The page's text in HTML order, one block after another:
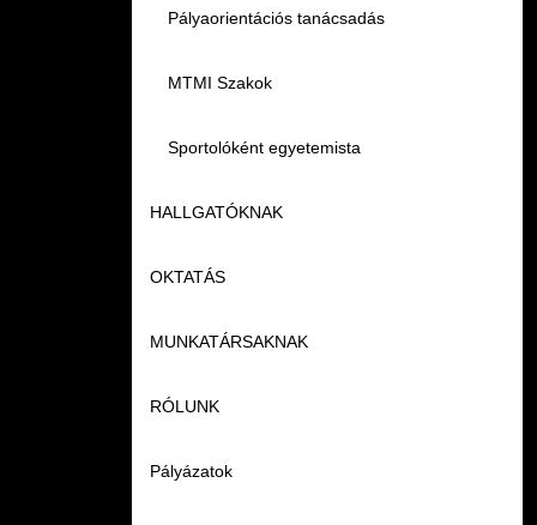
Pályaorientációs tanácsadás
MTMI Szakok
Sportolóként egyetemista
HALLGATÓKNAK
Képzéseink
Duális képzés
Könyvtár
K+F+I
OKTATÁS
Képzéseink
Duális képzés
Tanulmányi Hivatal
MUNKATÁRSAKNAK
Képzéseink
Könyvtár
RÓLUNK
Rektori köszöntő
Pályázatok